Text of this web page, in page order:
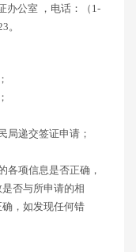
办公室 ，电话：（1-
。
局递交签证申请；
各项信息是否正确，
否与所申请的相
，如发现任何错